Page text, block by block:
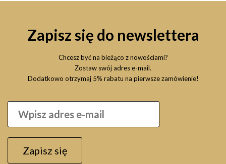
Zapisz się do newslettera
Chcesz być na bieżąco z nowościami?
Zostaw swój adres e-mail.
Dodatkowo otrzymaj 5% rabatu na pierwsze zamówienie!
Zapisz się